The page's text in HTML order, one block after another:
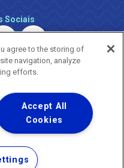
Sociais
Todos os Direitos Reservados.
a vida
Sites e Aplicativos
agree to the storing of
navigation, analyze
efforts.
Accept All
Cookies